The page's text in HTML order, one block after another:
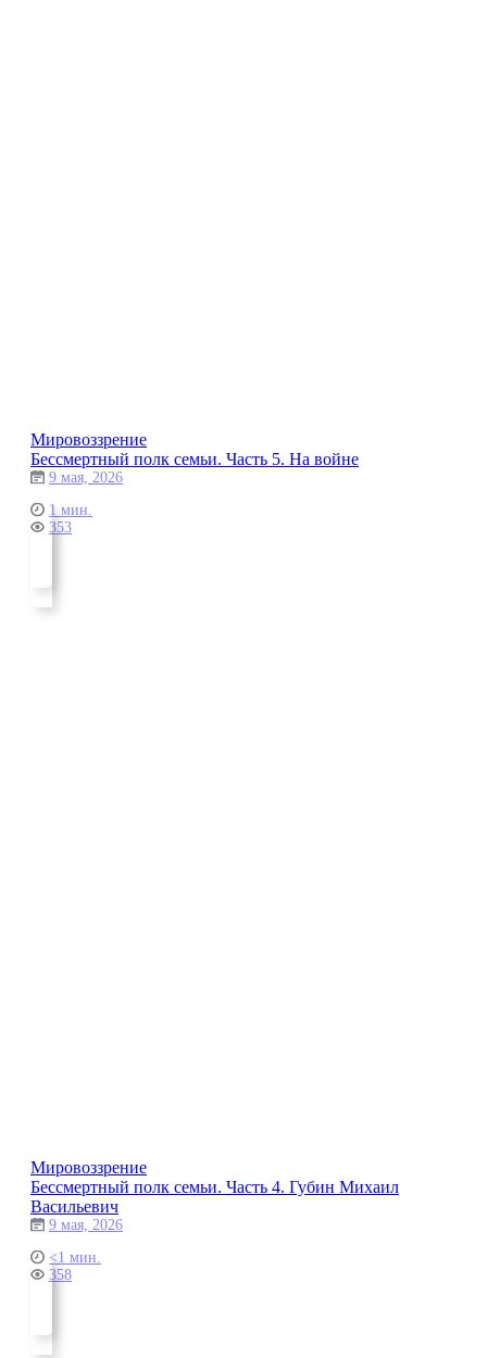
Мировоззрение
Бессмертный полк семьи. Часть 5. На войне
9 мая, 2026
1 мин.
353
Мировоззрение
Бессмертный полк семьи. Часть 4. Губин Михаил
Васильевич
9 мая, 2026
<1 мин.
358